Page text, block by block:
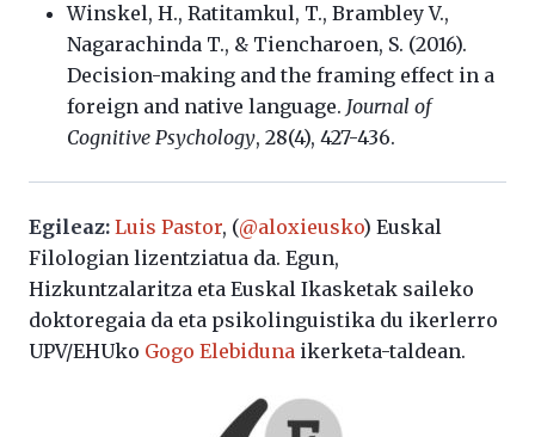
Winskel, H., Ratitamkul, T., Brambley V.,
Nagarachinda T., & Tiencharoen, S. (2016).
Decision-making and the framing effect in a
foreign and native language. Journal of
Cognitive Psychology, 28(4), 427-436.
Egileaz: Luis Pastor, (@aloxieusko) Euskal
Filologian lizentziatua da. Egun,
Hizkuntzalaritza eta Euskal Ikasketak saileko
doktoregaia da eta psikolinguistika du ikerlerro
UPV/EHUko Gogo Elebiduna ikerketa-taldean.